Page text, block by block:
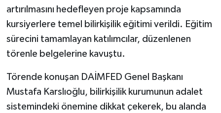
artırılmasını hedefleyen proje kapsamında
kursiyerlere temel bilirkişilik eğitimi verildi. Eğitim
sürecini tamamlayan katılımcılar, düzenlenen
törenle belgelerine kavuştu.
Törende konuşan DAİMFED Genel Başkanı
Mustafa Karslıoğlu, bilirkişilik kurumunun adalet
sistemindeki önemine dikkat çekerek, bu alanda